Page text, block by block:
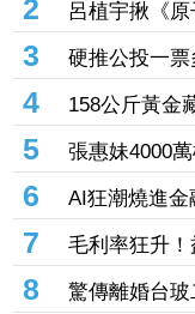
1
川湖噴漲停
盤 台股高開
2
呂植宇揪《原
員 倫敦搭訕
3
硬推公投一
議逕付二讀
4
158公斤黃金
生活曝光：
5
張惠妹4000
體」 尷尬：
6 AI狂潮燒進金